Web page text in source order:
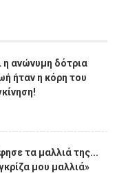
ανώνυμη δότρια
ήταν η κόρη του
τα μαλλιά της...
μου μαλλιά»